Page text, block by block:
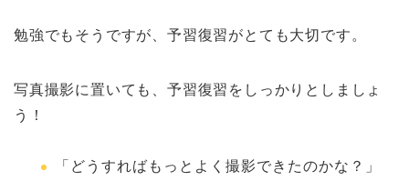
勉強でもそうですが、予習復習がとても大切です。
写真撮影に置いても、予習復習をしっかりとしましょ
う！
「どうすればもっとよく撮影できたのかな？」